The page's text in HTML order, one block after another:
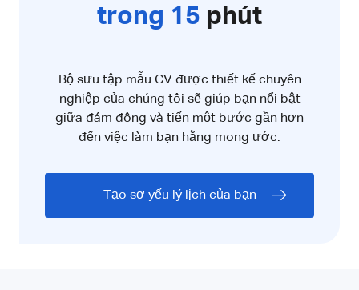
trong 15 phút
Bộ sưu tập mẫu CV được thiết kế chuyên
nghiệp của chúng tôi sẽ giúp bạn nổi bật
giữa đám đông và tiến một bước gần hơn
đến việc làm bạn hằng mong ước.
Tạo sơ yếu lý lịch của bạn